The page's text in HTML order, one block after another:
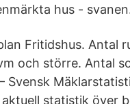
hus -
Fritidshus. Antal
och större. Antal
Svensk
statistik över